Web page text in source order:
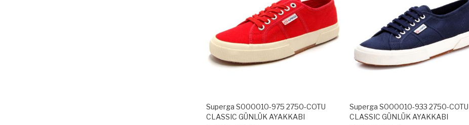
Superga S000010-975 2750-COTU
CLASSIC GÜNLÜK AYAKKABI
Superga S000010-933 2750-COTU
CLASSIC GÜNLÜK AYAKKABI